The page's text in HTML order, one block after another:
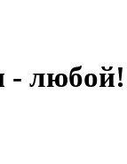
- любой!